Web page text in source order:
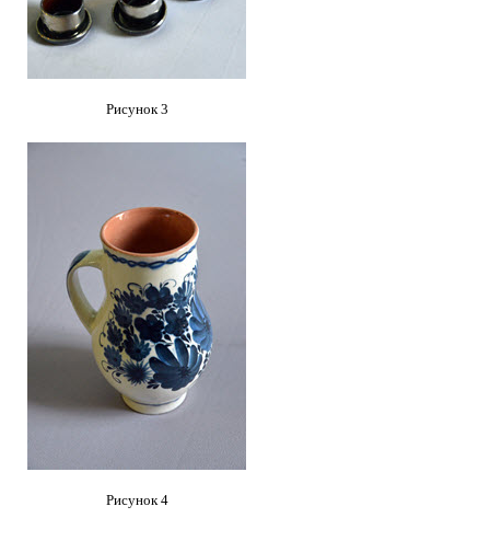
Рисунок 3
Рисунок 4